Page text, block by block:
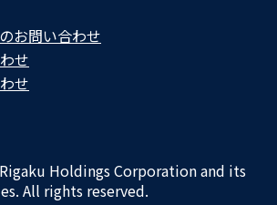
お問い合わせ
せ
せ
Holdings Corporation and its
All rights reserved.